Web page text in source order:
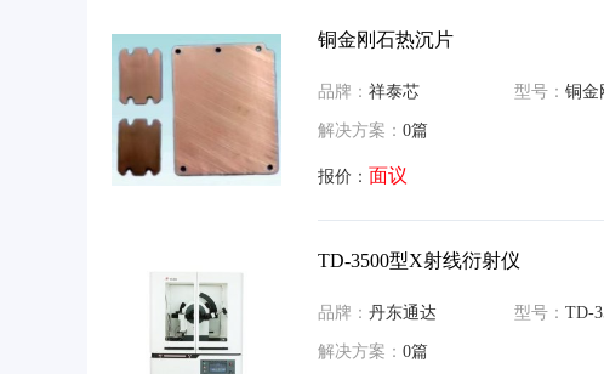
铜金刚石热沉片
品牌： 祥泰芯 型号： 铜金
解决方案： 0篇
报价： 面议
TD-3500型X射线衍射仪
品牌： 丹东通达 型号： TD-
解决方案： 0篇